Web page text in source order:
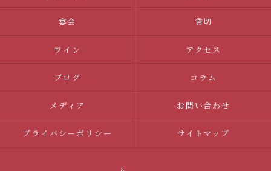
宴会 貸切
ワイン アクセス
ブログ コラム
メディア お問い合わせ
プライバシーポリシー サイトマップ